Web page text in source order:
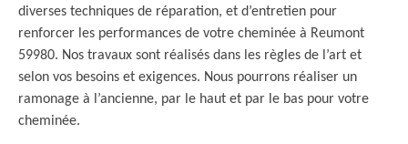
diverses techniques de réparation, et d’entretien pour
renforcer les performances de votre cheminée à Reumont
59980. Nos travaux sont réalisés dans les règles de l’art et
selon vos besoins et exigences. Nous pourrons réaliser un
ramonage à l’ancienne, par le haut et par le bas pour votre
cheminée.